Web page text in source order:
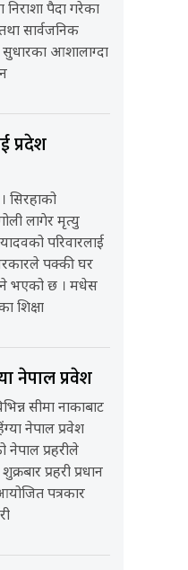
निराशा पैदा गरेका
तथा सार्वजनिक
आशालाग्दा
प्रदेश
सिरहाको
लागेर मृत्यु
परिवारलाई
पक्की घर
भएको छ । मधेस
शिक्षा
नेपाल प्रवेश
सीमा नाकाबाट
नेपाल प्रवेश
नेपाल प्रहरीले
प्रहरी प्रधान
पत्रकार